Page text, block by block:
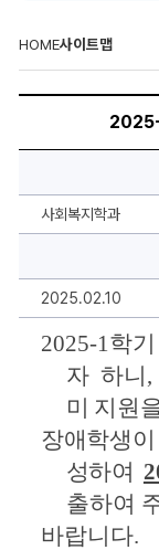
HOME사이트맵
기
학
내
2025-
사회복지학과
2025.02.10
2025-1 학
자 하니 ,
미 지원
장애학생
성하여
출하여
바랍니다.